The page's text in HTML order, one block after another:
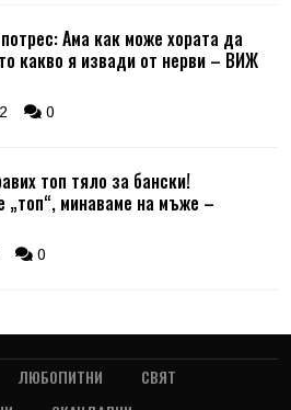
Ама как може хората да
какво я извади от нерви – ВИЖ
0
топ тяло за бански!
„топ“, минаваме на мъже –
0
ЛЮБОПИТНИ
СВЯТ